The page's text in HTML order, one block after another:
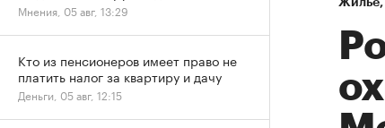
Мнения, 05 авг, 13:29
Кто из пенсионеров имеет право не
платить налог за квартиру и дачу
Деньги, 05 авг, 12:15